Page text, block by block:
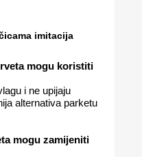
imitacija
mogu koristiti
i ne upijaju
alternativa parketu
mogu zamijeniti